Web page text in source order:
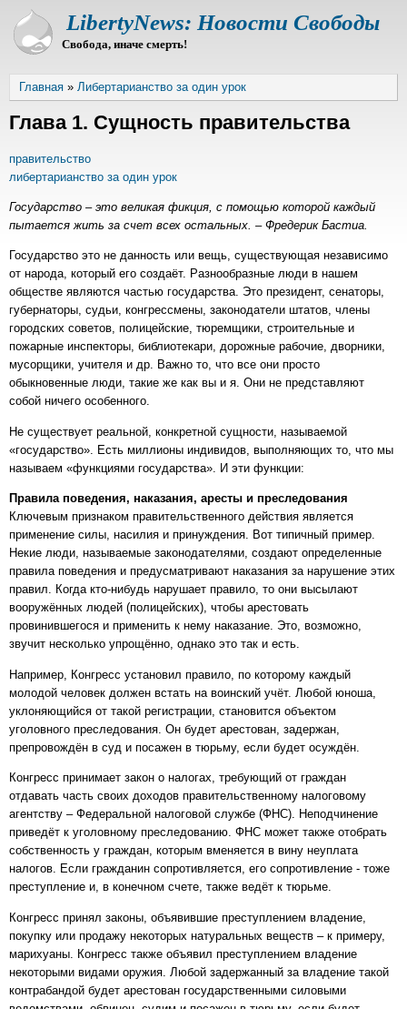
Перейти
основному
LibertyNews: Новости Свободы
Свобода, иначе смерть!
Строка
навигации
Главная Либертарианство за один урок
Глава 1. Сущность правительства
правительство
либертарианство за один урок
Государство – это великая фикция, с помощью которой каждый
пытается жить за счет всех остальных. – Фредерик Бастиа.
Государство это не данность или вещь, существующая независимо
от народа, который его создаёт. Разнообразные люди в нашем
обществе являются частью государства. Это президент, сенаторы,
губернаторы, судьи, конгрессмены, законодатели штатов, члены
городских советов, полицейские, тюремщики, строительные и
пожарные инспекторы, библиотекари, дорожные рабочие, дворники,
мусорщики, учителя и др. Важно то, что все они просто
обыкновенные люди, такие же как вы и я. Они не представляют
собой ничего особенного.
Не существует реальной, конкретной сущности, называемой
«государство». Есть миллионы индивидов, выполняющих то, что мы
называем «функциями государства». И эти функции:
Правила поведения, наказания, аресты и преследования
Ключевым признаком правительственного действия является
применение силы, насилия и принуждения. Вот типичный пример.
Некие люди, называемые законодателями, создают определенные
правила поведения и предусматривают наказания за нарушение этих
правил. Когда кто-нибудь нарушает правило, то они высылают
вооружённых людей (полицейских), чтобы арестовать
провинившегося и применить к нему наказание. Это, возможно,
звучит несколько упрощённо, однако это так и есть.
Например, Конгресс установил правило, по которому каждый
молодой человек должен встать на воинский учёт. Любой юноша,
уклоняющийся от такой регистрации, становится объектом
уголовного преследования. Он будет арестован, задержан,
препровождён в суд и посажен в тюрьму, если будет осуждён.
Конгресс принимает закон о налогах, требующий от граждан
отдавать часть своих доходов правительственному налоговому
агентству – Федеральной налоговой службе (ФНС). Неподчинение
приведёт к уголовному преследованию. ФНС может также отобрать
собственность у граждан, которым вменяется в вину неуплата
налогов. Если гражданин сопротивляется, его сопротивление - тоже
преступление и, в конечном счете, также ведёт к тюрьме.
Конгресс принял законы, объявившие преступлением владение,
покупку или продажу некоторых натуральных веществ – к примеру,
марихуаны. Конгресс также объявил преступлением владение
некоторыми видами оружия. Любой задержанный за владение такой
контрабандой будет арестован государственными силовыми